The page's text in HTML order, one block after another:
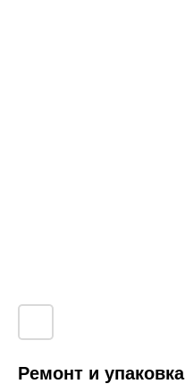
Ремонт и упаковка